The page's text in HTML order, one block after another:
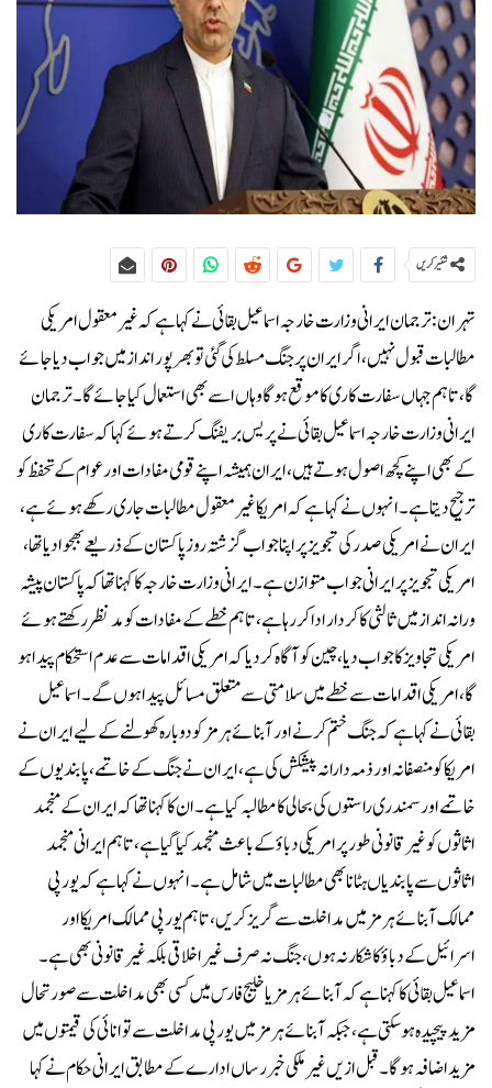
شئیر کریں
تہران:ترجمان ایرانی وزارت خارجہ اسماعیل بقائی نے کہا ہے کہ غیر معقول امریکی
مطالبات قبول نہیں، اگر ایران پر جنگ مسلط کی گئی تو بھرپور انداز میں جواب دیا جائے
گا، تاہم جہاں سفارت کاری کا موقع ہوگا وہاں اسے بھی استعمال کیا جائے گا۔ترجمان
ایرانی وزارت خارجہ اسماعیل بقائی نے پریس بریفنگ کرتے ہوئے کہا کہ سفارت کاری
کے بھی اپنے کچھ اصول ہوتے ہیں، ایران ہمیشہ اپنے قومی مفادات اور عوام کے تحفظ کو
ترجیح دیتا ہے۔انہوں نے کہا ہے کہ امریکا غیر معقول مطالبات جاری رکھے ہوئے ہے،
ایران نے امریکی صدر کی تجویز پر اپنا جواب گزشتہ روز پاکستان کے ذریعے بھجوا دیا تھا،
امریکی تجویز پر ایرانی جواب متوازن ہے۔ایرانی وزارت خارجہ کا کہنا تھا کہ پاکستان پیشہ
ورانہ انداز میں ثالثی کا کردار ادا کر رہا ہے، تاہم خطے کے مفادات کو مد نظر رکھتے ہوئے
امریکی تجاویز کا جواب دیا، چین کو آگاہ کر دیا کہ امریکی اقدامات سے عدم استحکام پیدا ہو
گا، امریکی اقدامات سے خطے میں سلامتی سے متعلق مسائل پیدا ہوں گے۔اسماعیل
بقائی نے کہا ہے کہ جنگ ختم کرنے اور آبنائے ہرمز کو دوبارہ کھولنے کے لیے ایران نے
امریکا کو منصفانہ اور ذمہ دارانہ پیشکش کی ہے، ایران نے جنگ کے خاتمے، پابندیوں کے
خاتمے اور سمندری راستوں کی بحالی کا مطالبہ کیا ہے۔ان کا کہنا تھا کہ ایران کے منجمد
اثاثوں کو غیر قانونی طور پر امریکی دباؤ کے باعث منجمد کیا گیا ہے، تاہم ایرانی منجمد
اثاثوں سے پابندیاں ہٹانا بھی مطالبات میں شامل ہے۔انہوں نے کہا ہے کہ یورپی
ممالک آبنائے ہرمز میں مداخلت سے گریز کریں، تاہم یورپی ممالک امریکا اور
اسرائیل کے دباؤ کا شکار نہ ہوں، جنگ نہ صرف غیر اخلاقی بلکہ غیر قانونی بھی ہے۔
اسماعیل بقائی کا کہنا ہے کہ آبنائے ہرمز یا خلیج فارس میں کسی بھی مداخلت سے صورتحال
مزید پیچیدہ ہو سکتی ہے، جبکہ آبنائے ہرمز میں یورپی مداخلت سے توانائی کی قیمتوں میں
مزید اضافہ ہوگا۔قبل ازیں غیر ملکی خبر رساں ادارے کے مطابق ایرانی حکام نے کہا